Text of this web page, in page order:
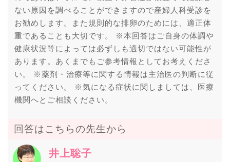
ない原因を調べることができますので産婦人科受診を
お勧めします。また規則的な排卵のためには、適正体
重であることも大切です。 ※本回答はご自身の体調や
健康状況等によっては必ずしも適切ではない可能性が
あります。あくまでもご参考情報としてお考えくださ
い。 ※薬剤・治療等に関する情報は主治医の判断に従
ってください。 ※気になる症状に関しましては、医療
機関へとご相談ください。
回答はこちらの先生から
井上聡子